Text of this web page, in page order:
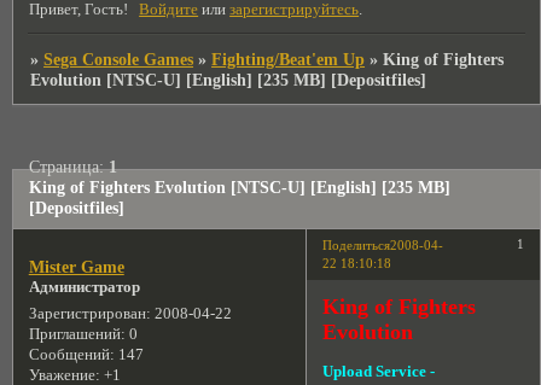
Привет, Гость! Войдите илизарегистрируйтесь.
»Sega Console Games »Fighting/Beat'em Up »King of Fighters
Evolution [NTSC-U] [English] [235 MB] [Depositfiles]
King of Fighters Evolution [NTSC-U] [English] [235 MB]
[Depositfiles]
Страница:1
Поделиться 1
2008-04-
22 18:10:18
Mister Game
Администратор
Зарегистрирован: 2008-04-22
Приглашений: 0
Сообщений: 147
Уважение: +1
King of Fighters
Evolution
Upload Service -